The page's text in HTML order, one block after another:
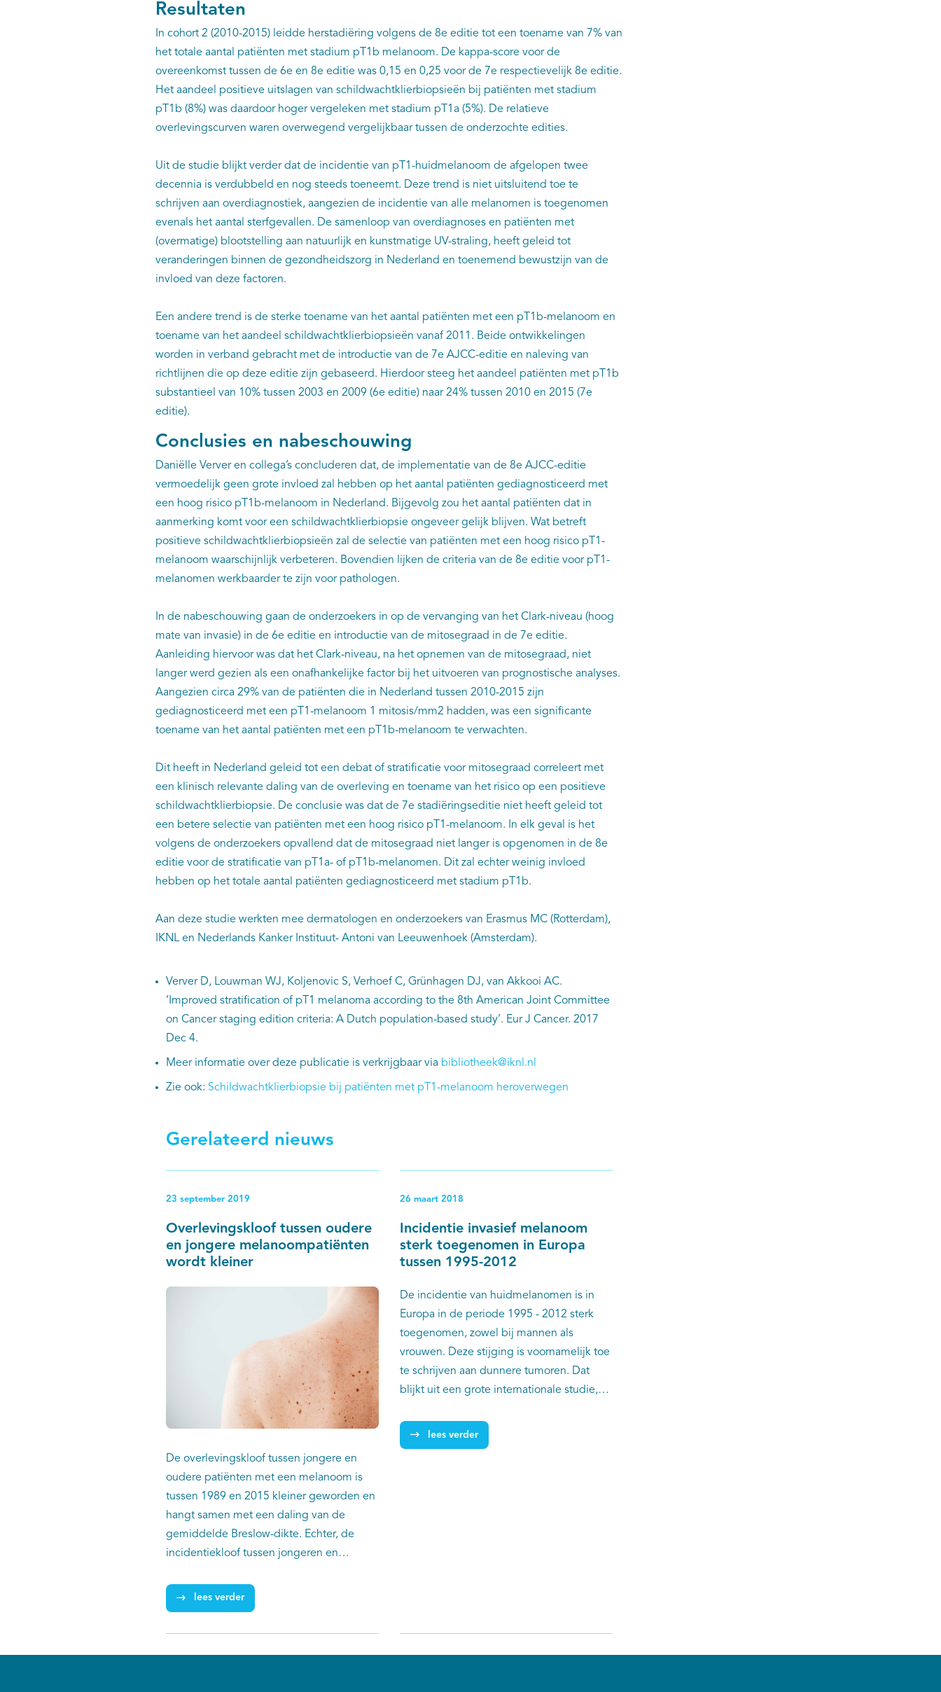
Resultaten
In cohort 2 (2010-2015) leidde herstadiëring volgens de 8e editie tot een toename van 7% van
het totale aantal patiënten met stadium pT1b melanoom. De kappa-score voor de
overeenkomst tussen de 6e en 8e editie was 0,15 en 0,25 voor de 7e respectievelijk 8e editie.
Het aandeel positieve uitslagen van schildwachtklierbiopsieën bij patiënten met stadium
pT1b (8%) was daardoor hoger vergeleken met stadium pT1a (5%). De relatieve
overlevingscurven waren overwegend vergelijkbaar tussen de onderzochte edities.
Uit de studie blijkt verder dat de incidentie van pT1-huidmelanoom de afgelopen twee
decennia is verdubbeld en nog steeds toeneemt. Deze trend is niet uitsluitend toe te
schrijven aan overdiagnostiek, aangezien de incidentie van alle melanomen is toegenomen
evenals het aantal sterfgevallen. De samenloop van overdiagnoses en patiënten met
(overmatige) blootstelling aan natuurlijk en kunstmatige UV-straling, heeft geleid tot
veranderingen binnen de gezondheidszorg in Nederland en toenemend bewustzijn van de
invloed van deze factoren.
Een andere trend is de sterke toename van het aantal patiënten met een pT1b-melanoom en
toename van het aandeel schildwachtklierbiopsieën vanaf 2011. Beide ontwikkelingen
worden in verband gebracht met de introductie van de 7e AJCC-editie en naleving van
richtlijnen die op deze editie zijn gebaseerd. Hierdoor steeg het aandeel patiënten met pT1b
substantieel van 10% tussen 2003 en 2009 (6e editie) naar 24% tussen 2010 en 2015 (7e
editie).
Conclusies en nabeschouwing
Daniëlle Verver en collega’s concluderen dat, de implementatie van de 8e AJCC-editie
vermoedelijk geen grote invloed zal hebben op het aantal patiënten gediagnosticeerd met
een hoog risico pT1b-melanoom in Nederland. Bijgevolg zou het aantal patiënten dat in
aanmerking komt voor een schildwachtklierbiopsie ongeveer gelijk blijven. Wat betreft
positieve schildwachtklierbiopsieën zal de selectie van patiënten met een hoog risico pT1-
melanoom waarschijnlijk verbeteren. Bovendien lijken de criteria van de 8e editie voor pT1-
melanomen werkbaarder te zijn voor pathologen.
In de nabeschouwing gaan de onderzoekers in op de vervanging van het Clark-niveau (hoog
mate van invasie) in de 6e editie en introductie van de mitosegraad in de 7e editie.
Aanleiding hiervoor was dat het Clark-niveau, na het opnemen van de mitosegraad, niet
langer werd gezien als een onafhankelijke factor bij het uitvoeren van prognostische analyses.
Aangezien circa 29% van de patiënten die in Nederland tussen 2010-2015 zijn
gediagnosticeerd met een pT1-melanoom 1 mitosis/mm2 hadden, was een significante
toename van het aantal patiënten met een pT1b-melanoom te verwachten.
Dit heeft in Nederland geleid tot een debat of stratificatie voor mitosegraad correleert met
een klinisch relevante daling van de overleving en toename van het risico op een positieve
schildwachtklierbiopsie. De conclusie was dat de 7e stadiëringseditie niet heeft geleid tot
een betere selectie van patiënten met een hoog risico pT1-melanoom. In elk geval is het
volgens de onderzoekers opvallend dat de mitosegraad niet langer is opgenomen in de 8e
editie voor de stratificatie van pT1a- of pT1b-melanomen. Dit zal echter weinig invloed
hebben op het totale aantal patiënten gediagnosticeerd met stadium pT1b.
Aan deze studie werkten mee dermatologen en onderzoekers van Erasmus MC (Rotterdam),
IKNL en Nederlands Kanker Instituut- Antoni van Leeuwenhoek (Amsterdam).
Verver D, Louwman WJ, Koljenovic S, Verhoef C, Grünhagen DJ, van Akkooi AC.
‘Improved stratification of pT1 melanoma according to the 8th American Joint Committee
on Cancer staging edition criteria: A Dutch population-based study’. Eur J Cancer. 2017
Dec 4.
Meer informatie over deze publicatie is verkrijgbaar via bibliotheek@iknl.nl
Zie ook: Schildwachtklierbiopsie bij patiënten met pT1-melanoom heroverwegen
Gerelateerd nieuws
23 september 2019
Overlevingskloof tussen oudere
en jongere melanoompatiënten
wordt kleiner
De overlevingskloof tussen jongere en
oudere patiënten met een melanoom is
tussen 1989 en 2015 kleiner geworden en
hangt samen met een daling van de
gemiddelde Breslow-dikte. Echter, de
incidentiekloof tussen jongeren en
disproportioneel toegenomen door een
sterke toename van de incidentie van
lees verder
26 maart 2018
Incidentie invasief melanoom
sterk toegenomen in Europa
tussen 1995-2012
De incidentie van huidmelanomen is in
Europa in de periode 1995 - 2012 sterk
toegenomen, zowel bij mannen als
vrouwen. Deze stijging is voornamelijk toe
te schrijven aan dunnere tumoren. Dat
blijkt uit een grote internationale studie,
kankerregistraties deelnamen aangevuld
met gegevens van meer dan 117 miljoen
lees verder